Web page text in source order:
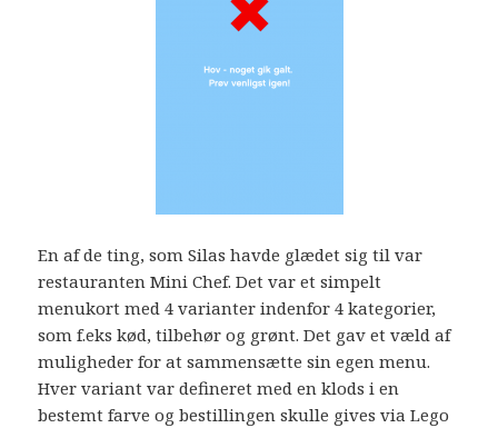
En af de ting, som Silas havde glædet sig til var
restauranten Mini Chef. Det var et simpelt
menukort med 4 varianter indenfor 4 kategorier,
som f.eks kød, tilbehør og grønt. Det gav et væld af
muligheder for at sammensætte sin egen menu.
Hver variant var defineret med en klods i en
bestemt farve og bestillingen skulle gives via Lego